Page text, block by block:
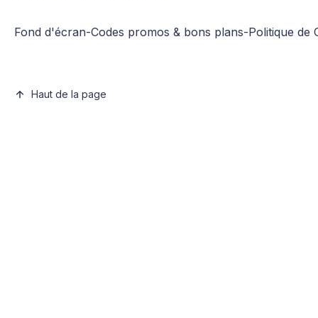
Fond d'écran-Codes promos & bons plans-Politique de
Haut de la page